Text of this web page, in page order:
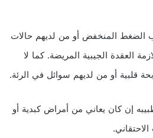
الضغط المنخفض أو من لديهم حالات
العقدة الجيبية المريضة. كما لا
قلبية أو من لديهم سوائل في الرئة.
إن كان يعاني من أمراض كبدية أو